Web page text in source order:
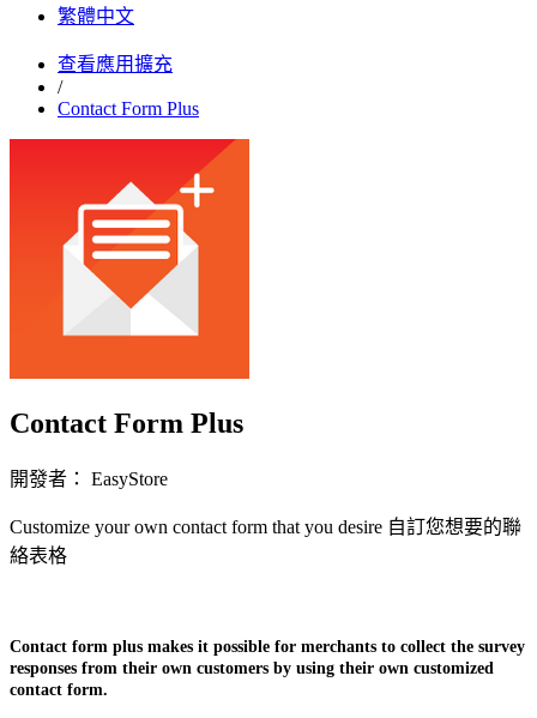
繁體中文
查看應用擴充
/
Contact Form Plus
Contact Form Plus
開發者： EasyStore
Customize your own contact form that you desire 自訂您想要的聯
絡表格
Contact form plus makes it possible for merchants to collect the survey
responses from their own customers by using their own customized
contact form.